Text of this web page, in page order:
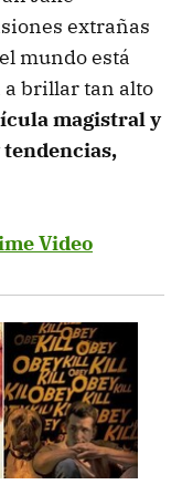
extrañas
mundo está
a brillar tan alto
magistral y
tendencias,
Video